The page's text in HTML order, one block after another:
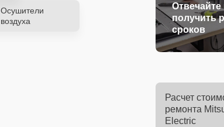
Осушители
воздуха
получить
сроков
Расчет
ремонта
Electric